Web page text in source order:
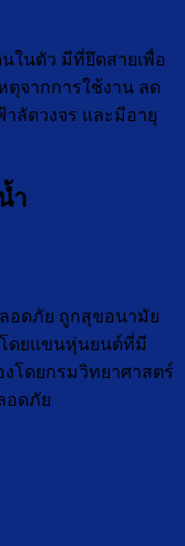
ในตัว มีที่ยึดสายเพื่อ
ตุจากการใช้งาน ลด
ลัดวงจร และมีอายุ
ำ
ลอดภัย ถูกสุขอนามัย
ดยแขนหุ่นยนต์ที่มี
งโดยกรมวิทยาศาสตร์
อดภัย